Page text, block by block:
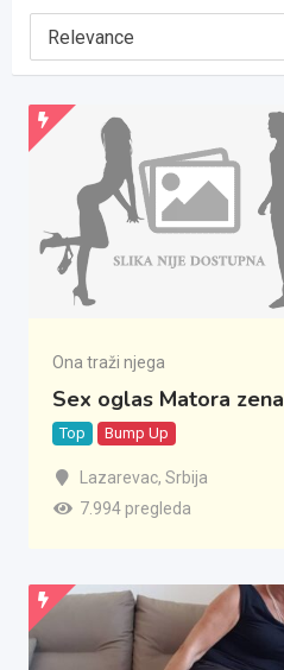
Ona traži njega
Sex oglas Matora zena
Top
Bump Up
Lazarevac, Srbija
7.994 pregleda